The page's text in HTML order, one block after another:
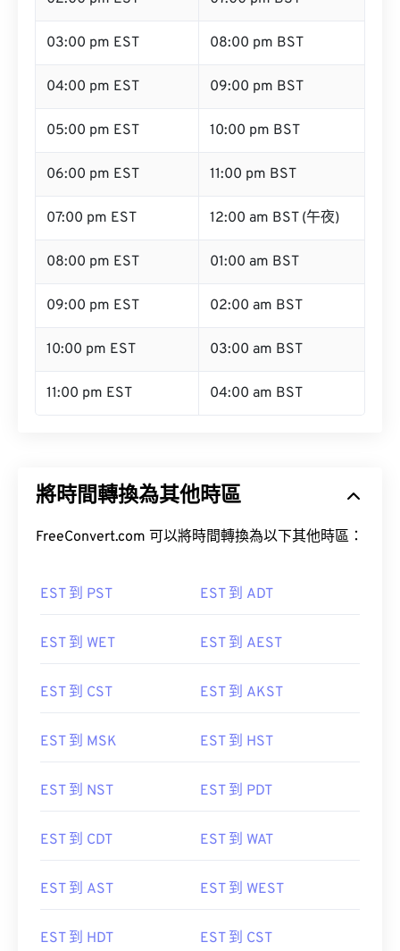
03:00 pm EST 08:00 pm BST
04:00 pm EST 09:00 pm BST
05:00 pm EST 10:00 pm BST
06:00 pm EST 11:00 pm BST
07:00 pm EST 12:00 am BST (午夜)
08:00 pm EST 01:00 am BST
09:00 pm EST 02:00 am BST
10:00 pm EST 03:00 am BST
11:00 pm EST 04:00 am BST
將時間轉換為其他時區
FreeConvert.com 可以將時間轉換為以下其他時區：
EST 到 PST EST 到 ADT
EST 到 WET EST 到 AEST
EST 到 CST EST 到 AKST
EST 到 MSK EST 到 HST
EST 到 NST EST 到 PDT
EST 到 CDT EST 到 WAT
EST 到 AST EST 到 WEST
EST 到 HDT EST 到 CST